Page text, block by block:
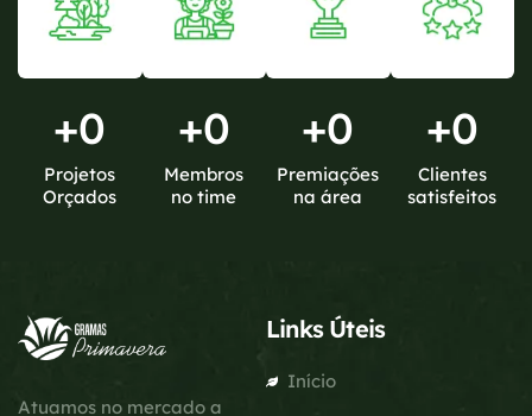
+0
Projetos
Orçados
+0
Membros
no time
+0
Premiações
na área
+0
Clientes
satisfeitos
Atuamos no mercado a
Links Úteis
Início